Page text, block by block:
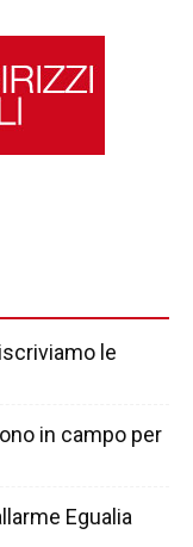
le
in campo per
Egualia